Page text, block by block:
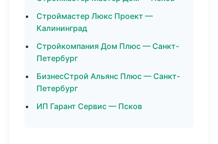
Строймастер Люкс Проект —
Калининград
Стройкомпания Дом Плюс — Санкт-
Петербург
БизнесСтрой Альянс Плюс — Санкт-
Петербург
ИП Гарант Сервис — Псков